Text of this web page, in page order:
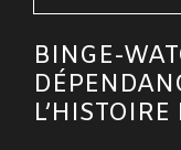
BINGE-